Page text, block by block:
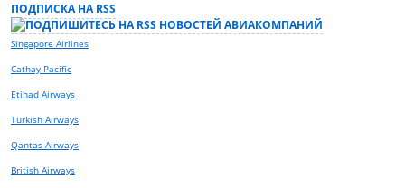
ПОДПИСКА НА RSS
Singapore Airlines
Сathay Pacific
Etihad Airways
Turkish Airways
Qantas Airways
British Airways